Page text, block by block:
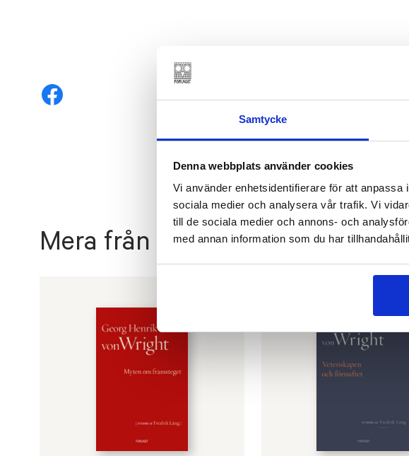
Samtycke
Denna webbplats använder cookies
Vi använder enhetsidentifierare för att
sociala medier och analysera vår trafik. Vi
till de sociala medier och annons- och
med annan information som du har
Mera från Georg Henrik von